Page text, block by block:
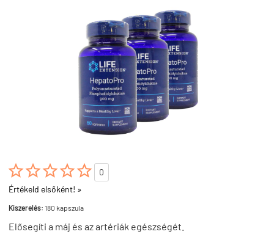

0
Értékeld elsőként! »
Kiszerelés: 180 kapszula
Elősegíti a máj és az artériák egészségét.